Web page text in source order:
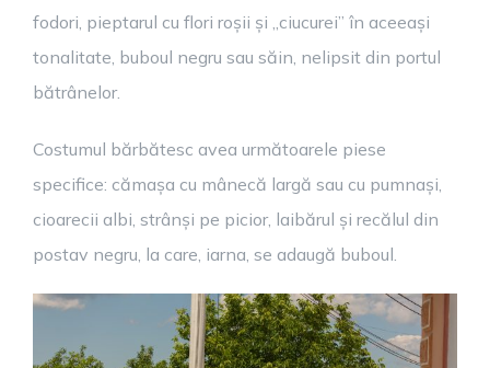
fodori, pieptarul cu flori roșii și „ciucurei” în aceeași
tonalitate, buboul negru sau săin, nelipsit din portul
bătrânelor.
Costumul bărbătesc avea următoarele piese
specifice: cămașa cu mânecă largă sau cu pumnași,
cioarecii albi, strânși pe picior, laibărul și recălul din
postav negru, la care, iarna, se adaugă buboul.